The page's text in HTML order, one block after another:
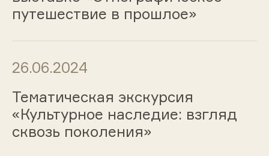
путешествие в прошлое»
26.06.2024
Тематическая экскурсия
«Культурное наследие: взгляд
сквозь поколения»